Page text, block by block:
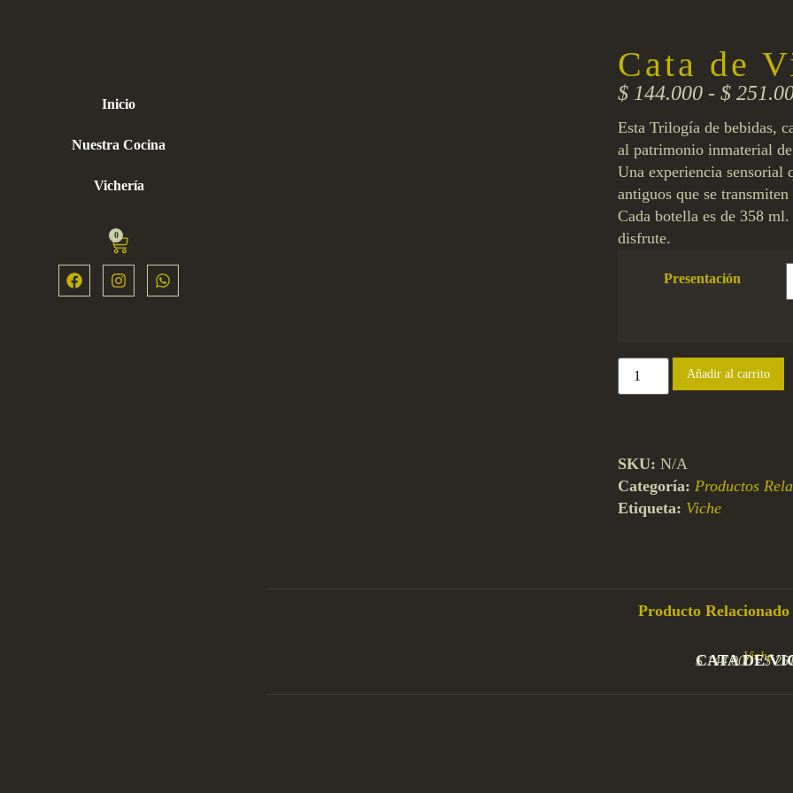
Inicio
Nuestra Cocina
Vichería
0
Cata de
$ 144.000 - $
Esta Trilogía de bebidas,
al patrimonio inmaterial
Una experiencia sensorial
antiguos que se
Cada botella es de 358
disfrute.
Presentación
Añadir al carrito
SKU:N/A
Categoría: Productos
Etiqueta: Viche
Producto Relacionado
Viche
CATA DE
$144.000 - $